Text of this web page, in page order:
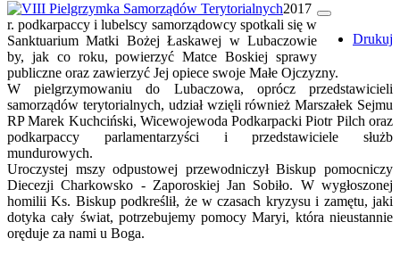
Drukuj
2017
r. podkarpaccy i lubelscy samorządowcy spotkali się w
Sanktuarium Matki Bożej Łaskawej w Lubaczowie
by, jak co roku, powierzyć Matce Boskiej sprawy
publiczne oraz zawierzyć Jej opiece swoje Małe Ojczyzny.
W pielgrzymowaniu do Lubaczowa, oprócz przedstawicieli
samorządów terytorialnych, udział wzięli również Marszałek Sejmu
RP Marek Kuchciński, Wicewojewoda Podkarpacki Piotr Pilch oraz
podkarpaccy parlamentarzyści i przedstawiciele służb
mundurowych.
Uroczystej mszy odpustowej przewodniczył Biskup pomocniczy
Diecezji Charkowsko - Zaporoskiej Jan Sobiło. W wygłoszonej
homilii Ks. Biskup podkreślił, że w czasach kryzysu i zamętu, jaki
dotyka cały świat, potrzebujemy pomocy Maryi, która nieustannie
oręduje za nami u Boga.